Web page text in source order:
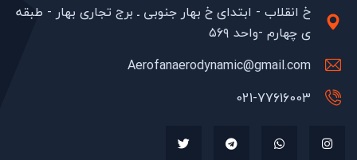
خ انقلاب - ابتدای خ بهار جنوبی ـ برج تجاری بهار - طبقه
ی چهارم -واحد ۵۶۹
Aerofanaerodynamic@gmail.com
021-77616003